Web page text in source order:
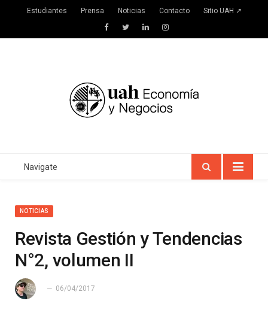
Estudiantes Prensa Noticias Contacto Sitio UAH ↗
FacebookTwitterLinkedInInstagram
Navigate
NOTICIAS
Revista Gestión y Tendencias
N°2, volumen II
06/04/2017